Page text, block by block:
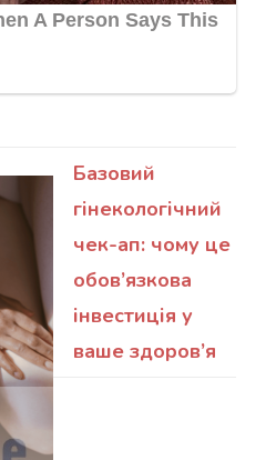
Базовий
гінекологічний
чек-ап: чому це
обов’язкова
інвестиція у
ваше здоров’я